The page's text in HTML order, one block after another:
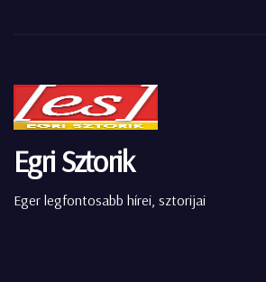
Egri Sztorik
Eger legfontosabb hírei, sztorijai